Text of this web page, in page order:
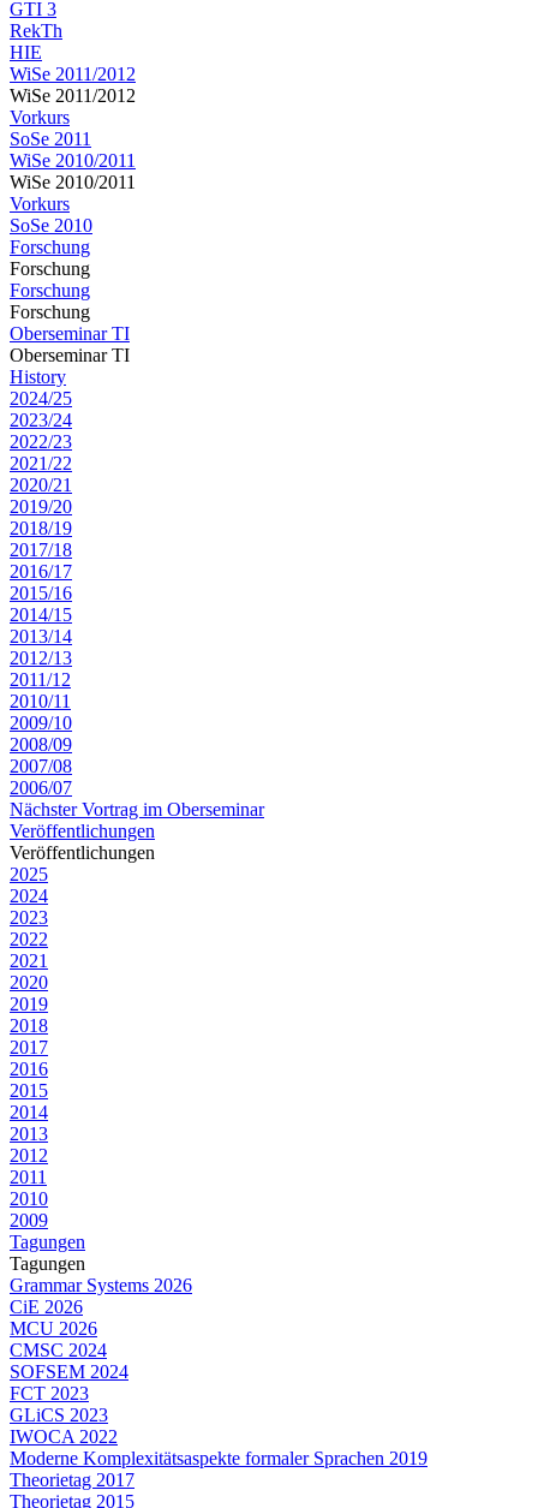
GTI 3
RekTh
HIE
WiSe 2011/2012
WiSe 2011/2012
Vorkurs
SoSe 2011
WiSe 2010/2011
WiSe 2010/2011
Vorkurs
SoSe 2010
Forschung
Forschung
Forschung
Forschung
Oberseminar TI
Oberseminar TI
History
2024/25
2023/24
2022/23
2021/22
2020/21
2019/20
2018/19
2017/18
2016/17
2015/16
2014/15
2013/14
2012/13
2011/12
2010/11
2009/10
2008/09
2007/08
2006/07
Nächster Vortrag im Oberseminar
Veröffentlichungen
Veröffentlichungen
2025
2024
2023
2022
2021
2020
2019
2018
2017
2016
2015
2014
2013
2012
2011
2010
2009
Tagungen
Tagungen
Grammar Systems 2026
CiE 2026
MCU 2026
CMSC 2024
SOFSEM 2024
FCT 2023
GLiCS 2023
IWOCA 2022
Moderne Komplexitätsaspekte formaler Sprachen 2019
Theorietag 2017
Theorietag 2015